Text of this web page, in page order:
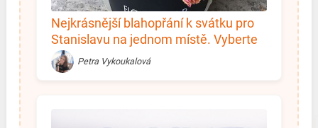
Nejkrásnější blahopřání k svátku pro
Stanislavu na jednom místě. Vyberte
si!
Petra Vykoukalová